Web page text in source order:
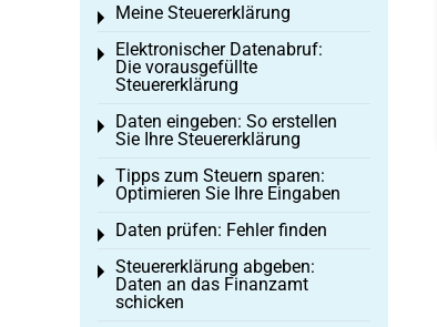
Meine Steuererklärung
Toggle menu
Elektronischer Datenabruf:
Die vorausgefüllte
Steuererklärung
Toggle menu
Daten eingeben: So erstellen
Sie Ihre Steuererklärung
Toggle menu
Tipps zum Steuern sparen:
Optimieren Sie Ihre Eingaben
Toggle menu
Daten prüfen: Fehler finden
Toggle menu
Steuererklärung abgeben:
Daten an das Finanzamt
schicken
Toggle menu